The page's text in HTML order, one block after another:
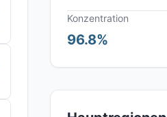
Konzentration
96.8%